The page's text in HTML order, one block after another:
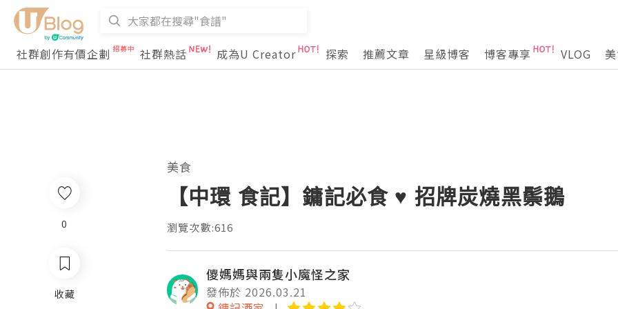
社群創作有價企劃 社群熱話 成為U Creator 探索 推薦文章 星級博客 博客專享 VLOG
0
收藏
美食
【中環 食記】鏞記必食 ♥ 招牌炭燒黑鬃鵝
瀏覽次數:616
儍媽媽與兩隻小魔怪之家
發佈於 2026.03.21